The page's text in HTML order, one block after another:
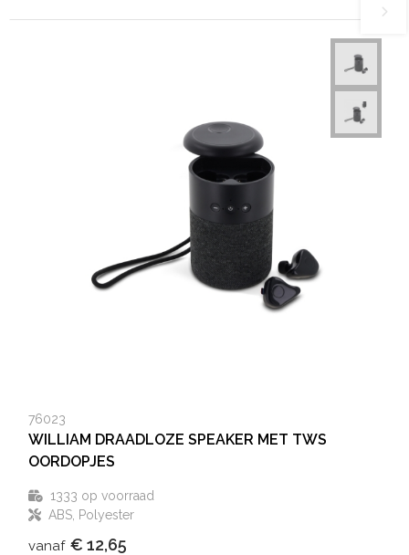
76023
WILLIAM DRAADLOZE SPEAKER MET TWS
OORDOPJES
1333 op voorraad
ABS, Polyester
vanaf € 12,65